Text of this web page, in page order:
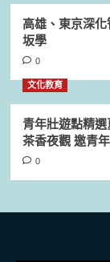
高雄、東京深
坂學
0
文化教育
青年壯遊點精
茶香夜觀 邀青
0